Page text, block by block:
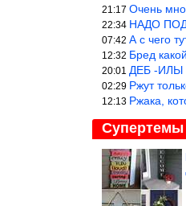
21:17 Очень много слов,
22:34 НАДО
07:42 А с чего тут
12:32 Бред
20:01 ДЕБ -ИЛЫ
02:29 Ржут
12:13 Ржака, которая
Супертемы